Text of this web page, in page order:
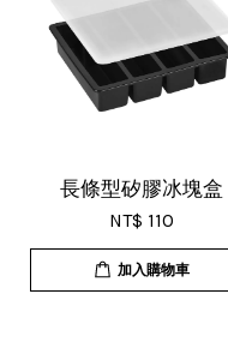
V***
超用心
謝賣家，
薦給大家
長條型矽膠冰塊盒
NT$ 110
加入購物車